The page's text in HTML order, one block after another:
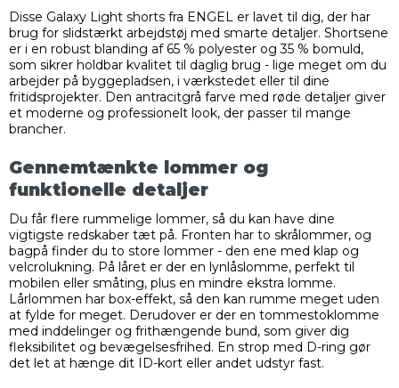
Disse Galaxy Light shorts fra ENGEL er lavet til dig, der har
brug for slidstærkt arbejdstøj med smarte detaljer. Shortsene
er i en robust blanding af 65 % polyester og 35 % bomuld,
som sikrer holdbar kvalitet til daglig brug - lige meget om du
arbejder på byggepladsen, i værkstedet eller til dine
fritidsprojekter. Den antracitgrå farve med røde detaljer giver
et moderne og professionelt look, der passer til mange
brancher.
Gennemtænkte lommer og
funktionelle detaljer
Du får flere rummelige lommer, så du kan have dine
vigtigste redskaber tæt på. Fronten har to skrålommer, og
bagpå finder du to store lommer - den ene med klap og
velcrolukning. På låret er der en lynlåslomme, perfekt til
mobilen eller småting, plus en mindre ekstra lomme.
Lårlommen har box-effekt, så den kan rumme meget uden
at fylde for meget. Derudover er der en tommestoklomme
med inddelinger og frithængende bund, som giver dig
fleksibilitet og bevægelsesfrihed. En strop med D-ring gør
det let at hænge dit ID-kort eller andet udstyr fast.